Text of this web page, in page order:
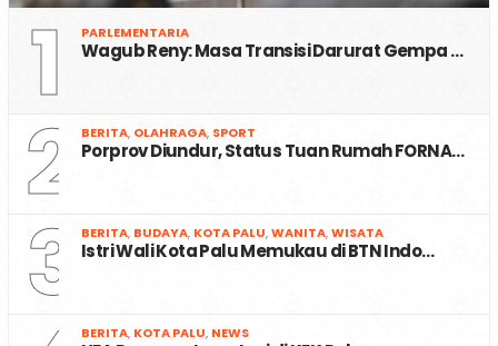
1 PARLEMENTARIA
Wagub Reny: Masa Transisi Darurat Gempa …
2 BERITA, OLAHRAGA, SPORT
Porprov Diundur, Status Tuan Rumah FORNA…
3 BERITA, BUDAYA, KOTA PALU,WANITA,WISATA
Istri Wali Kota Palu Memukau di BTN Indo…
BERITA, KOTA PALU, NEWS